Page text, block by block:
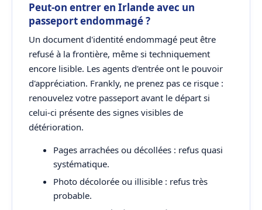
Peut-on entrer en Irlande avec un
passeport endommagé ?
Un document d'identité endommagé peut être
refusé à la frontière, même si techniquement
encore lisible. Les agents d'entrée ont le pouvoir
d'appréciation. Frankly, ne prenez pas ce risque :
renouvelez votre passeport avant le départ si
celui-ci présente des signes visibles de
détérioration.
Pages arrachées ou décollées : refus quasi
systématique.
Photo décolorée ou illisible : refus très
probable.